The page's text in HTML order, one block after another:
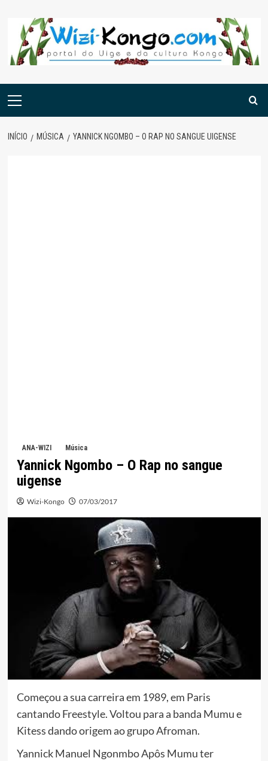
content
Menu
INÍCIO MÚSICA YANNICK NGOMBO – O RAP NO SANGUE UIGENSE
ANA-WIZI Música
Yannick Ngombo – O Rap no sangue
uigense
Wizi-Kongo 07/03/2017
Começou a sua carreira em 1989, em Paris
cantando Freestyle. Voltou para a banda Mumu e
Kitess dando origem ao grupo Afroman.
Yannick Manuel Ngonmbo Apôs Mumu ter